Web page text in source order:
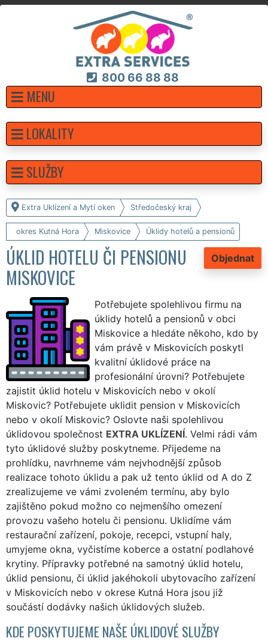
800 66 88 88
MENU
Extra Uklízení a Mytí oken Středočeský kraj
okres Kutná Hora Miskovice Úklidy hotelů a pensionů
Objednat
ÚKLID HOTELU ČI PENSIONU
MISKOVICE
Potřebujete spolehlivou firmu na
úklidy hotelů a pensionů v obci
Miskovice a hledáte někoho, kdo by
vám právě v Miskovicích poskytl
kvalitní úklidové práce na
profesionální úrovni? Potřebujete
zajistit úklid hotelu v Miskovicích nebo v okolí
Miskovic? Potřebujete uklidit pension v Miskovicích
nebo v okolí Miskovic? Oslovte naši spolehlivou
úklidovou společnost EXTRA UKLÍZENÍ. Velmi rádi vám
tyto úklidové služby poskytneme. Přijedeme na
prohlídku, navrhneme vám nejvhodnější způsob
realizace tohoto úklidu a pak už tento úklid od A do Z
zrealizujeme ve vámi zvoleném termínu, aby bylo
zajištěno pokud možno co nejmenšího omezení
provozu vašeho hotelu či pensionu. Uklidíme vám
restaurační zařízení, pokoje, recepci, vstupní haly,
umyjeme okna, vyčistíme koberce a ostatní podlahové
krytiny. Přípravky potřebné na samotný úklid hotelu,
úklid pensionu, či úklid jakéhokoli ubytovacího zařízení
v Miskovicích nebo v okrese Kutná Hora jsou již
součástí dodávky našich úklidových služeb.
KDE POSKYTUJEME NAŠE ÚKLIDOVÉ SLUŽBY
LOKALITY
SLUŽBY